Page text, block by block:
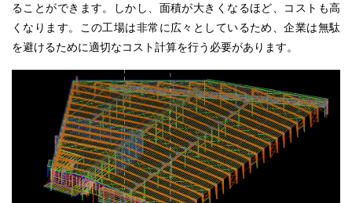
ることができます。しかし、面積が大きくなるほど、コストも高
くなります。この工場は非常に広々としているため、企業は無駄
を避けるために適切なコスト計算を行う必要があります。